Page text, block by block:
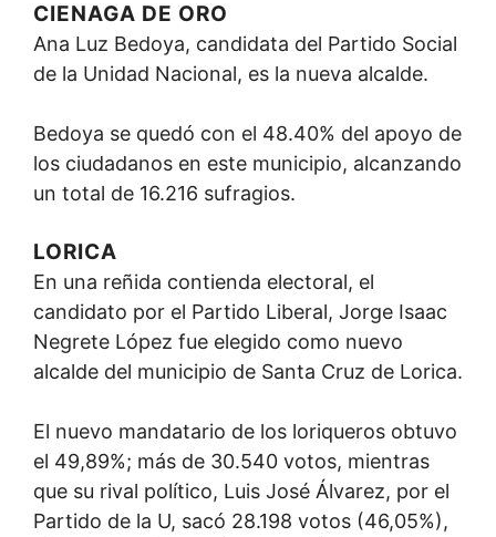
CIENAGA DE ORO
Ana Luz Bedoya, candidata del Partido Social
de la Unidad Nacional, es la nueva alcalde.
Bedoya se quedó con el 48.40% del apoyo de
los ciudadanos en este municipio, alcanzando
un total de 16.216 sufragios.
LORICA
En una reñida contienda electoral, el
candidato por el Partido Liberal, Jorge Isaac
Negrete López fue elegido como nuevo
alcalde del municipio de Santa Cruz de Lorica.
El nuevo mandatario de los loriqueros obtuvo
el 49,89%; más de 30.540 votos, mientras
que su rival político, Luis José Álvarez, por el
Partido de la U, sacó 28.198 votos (46,05%),